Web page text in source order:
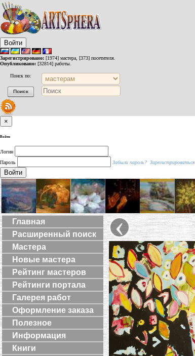
Войти
Зарегистрировано: [1974] мастера, [373] посетителя.
Опубликовано: [32814] работы.
Поиск по:
×
Войти
Логин
Пароль
Забыли пароль? Зарегистрироваться
Войти
Главная
Расширенный поиск
Мастера
Новые мастера
Рейтинг мастеров
Рейтинги портала
Галерея работ
Оформление заказа
Полезное
Информация
Книги
‹